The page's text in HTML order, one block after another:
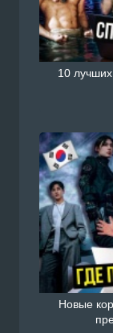
10
Новые